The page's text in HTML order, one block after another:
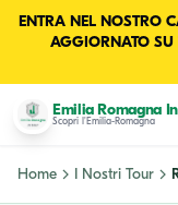
ENTRA NEL NOSTRO
AGGIORNATO SU
Emilia Romagna
Scopri l'Emilia-Romagna
Home I Nostri Tour